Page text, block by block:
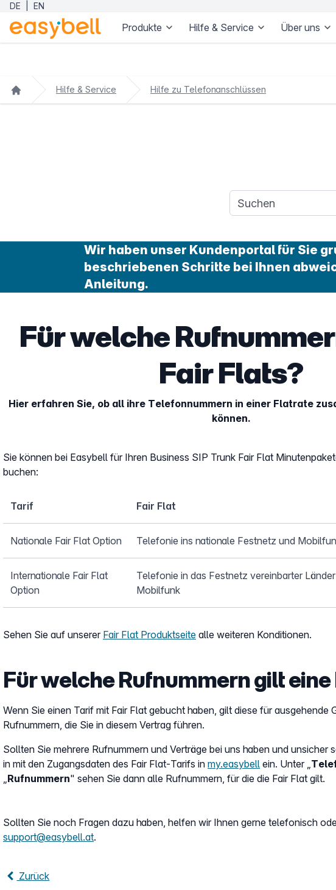
Zum Hauptinhalt springen
DE EN
Produkte Hilfe & Service Über uns
Hilfe & Service Hilfe zu Telefonanschlüssen
Suchanfrage
Wir haben unser Kundenportal für Sie
beschriebenen Schritte bei Ihnen
Anleitung.
Für welche
Fair Flats?
Hier erfahren Sie, ob all ihre Telefonnummern in einer Flatrate
können.
Sie können bei Easybell für Ihren Business SIP Trunk Fair Flat
buchen:
Tarif Fair Flat
Nationale Fair Flat Option Telefonie ins nationale Festnetz und
Internationale Fair Flat
Option
Telefonie in das Festnetz vereinbarter
Mobilfunk
Sehen Sie auf unserer Fair Flat Produktseite alle weiteren Konditionen.
Für welche Rufnummern gilt eine
Wenn Sie einen Tarif mit Fair Flat gebucht haben, gilt diese für ausgehende
Rufnummern, die Sie in diesem Vertrag führen.
Sollten Sie mehrere Rufnummern und Verträge bei uns haben und unsicher
in mit den Zugangsdaten des Fair Flat-Tarifs in my.easybell ein. Unter „
„Rufnummern" sehen Sie dann alle Rufnummern, für die die Fair Flat gilt.
Sollten Sie noch Fragen dazu haben, helfen wir Ihnen gerne telefonisch
support@easybell.at.
Zurück